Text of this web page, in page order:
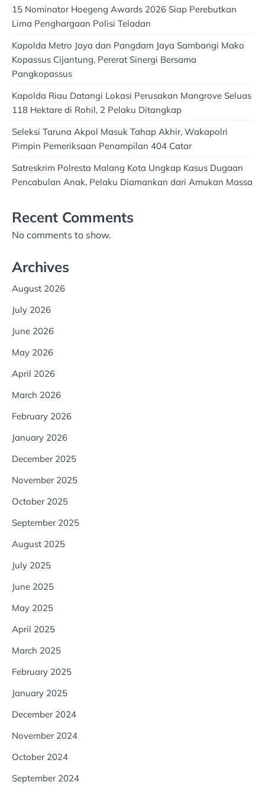
15 Nominator Hoegeng Awards 2026 Siap Perebutkan
Lima Penghargaan Polisi Teladan
Kapolda Metro Jaya dan Pangdam Jaya Sambangi Mako
Kopassus Cijantung, Pererat Sinergi Bersama
Pangkopassus
Kapolda Riau Datangi Lokasi Perusakan Mangrove Seluas
118 Hektare di Rohil, 2 Pelaku Ditangkap
Seleksi Taruna Akpol Masuk Tahap Akhir, Wakapolri
Pimpin Pemeriksaan Penampilan 404 Catar
Satreskrim Polresta Malang Kota Ungkap Kasus Dugaan
Pencabulan Anak, Pelaku Diamankan dari Amukan Massa
Recent Comments
No comments to show.
Archives
August 2026
July 2026
June 2026
May 2026
April 2026
March 2026
February 2026
January 2026
December 2025
November 2025
October 2025
September 2025
August 2025
July 2025
June 2025
May 2025
April 2025
March 2025
February 2025
January 2025
December 2024
November 2024
October 2024
September 2024